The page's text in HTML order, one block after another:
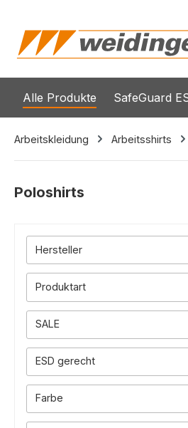
Alle Produkte SafeGuard
Arbeitskleidung Arbeitsshirts
Poloshirts
Hersteller
Produktart
SALE
ESD gerecht
Farbe